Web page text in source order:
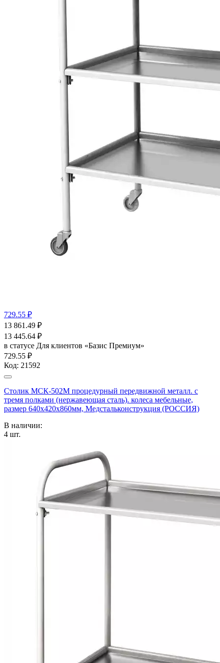
729.55 ₽
13 861.49 ₽
13 445.64 ₽
в статусе Для клиентов «Базис Премиум»
729.55 ₽
Код: 21592
Столик МСК-502М процедурный передвижной металл. с
тремя полками (нержавеющая сталь). колеса мебельные,
размер 640х420х860мм, Медстальконструкция (РОССИЯ)
В наличии:
4 шт.